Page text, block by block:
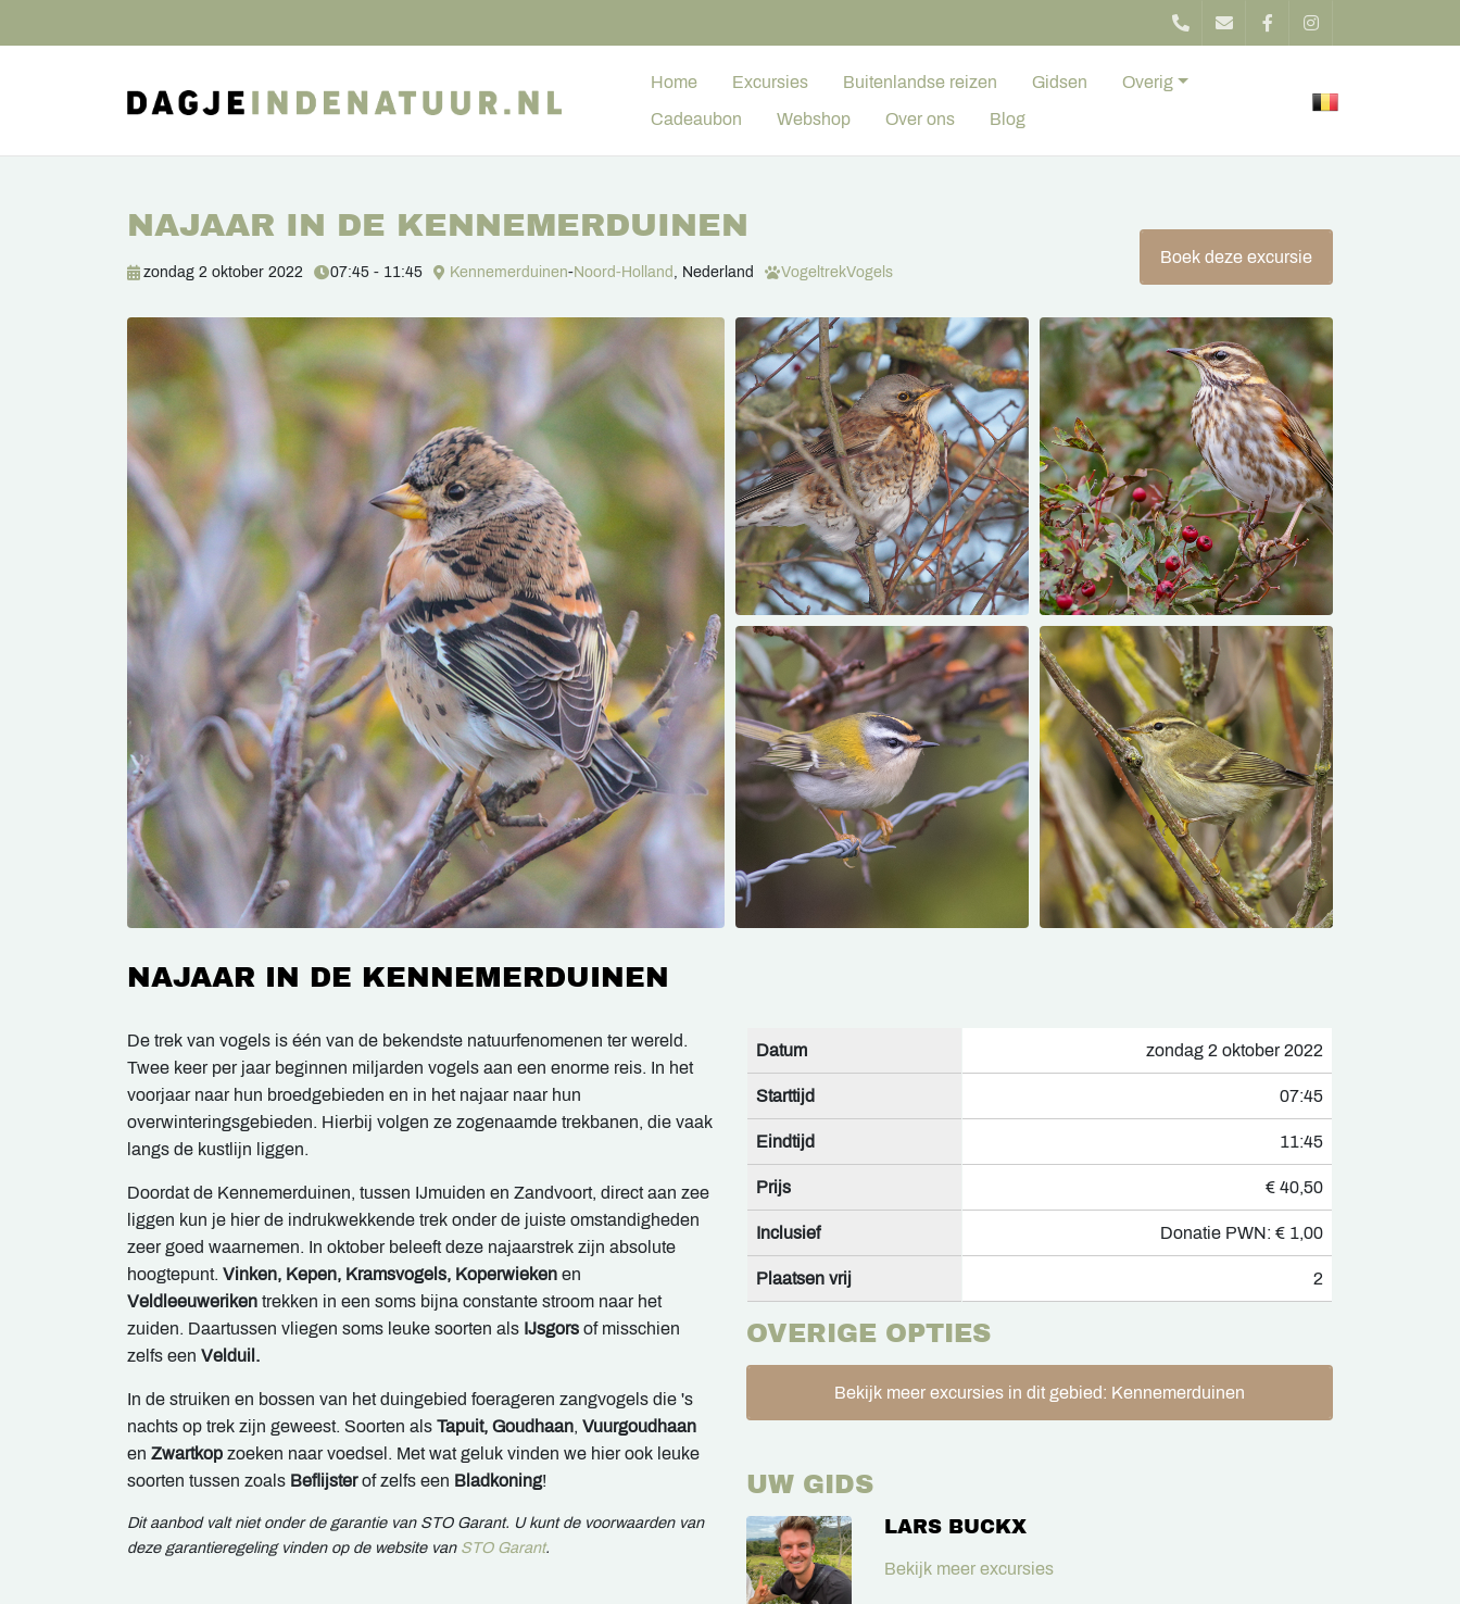
Home Excursies Buitenlandse reizen Gidsen Overig
Cadeaubon Webshop Over ons Blog
NAJAAR IN DE KENNEMERDUINEN
zondag 2 oktober 2022 07:45 - 11:45 Kennemerduinen-Noord-Holland , Nederland VogeltrekVogels
Boek deze excursie
NAJAAR IN DE KENNEMERDUINEN
De trek van vogels is één van de bekendste natuurfenomenen ter wereld.
Twee keer per jaar beginnen miljarden vogels aan een enorme reis. In het
voorjaar naar hun broedgebieden en in het najaar naar hun
overwinteringsgebieden. Hierbij volgen ze zogenaamde trekbanen, die vaak
langs de kustlijn liggen.
Doordat de Kennemerduinen, tussen IJmuiden en Zandvoort, direct aan zee
liggen kun je hier de indrukwekkende trek onder de juiste omstandigheden
zeer goed waarnemen. In oktober beleeft deze najaarstrek zijn absolute
hoogtepunt. Vinken, Kepen, Kramsvogels, Koperwieken en
Veldleeuweriken trekken in een soms bijna constante stroom naar het
zuiden. Daartussen vliegen soms leuke soorten als IJsgors of misschien
zelfs een Velduil.
In de struiken en bossen van het duingebied foerageren zangvogels die 's
nachts op trek zijn geweest. Soorten als Tapuit, Goudhaan, Vuurgoudhaan
en Zwartkop zoeken naar voedsel. Met wat geluk vinden we hier ook leuke
soorten tussen zoals Beflijsterof zelfs een Bladkoning!
Dit aanbod valt niet onder de garantie van STO Garant. U kunt de voorwaarden van
deze garantieregeling vinden op de website van STO Garant.
Datum zondag 2 oktober 2022
Starttijd 07:45
Eindtijd 11:45
Prijs € 40,50
Inclusief Donatie PWN: € 1,00
Plaatsen vrij 2
OVERIGE OPTIES
Bekijk meer excursies in dit gebied: Kennemerduinen
UW GIDS
LARS BUCKX
Bekijk meer excursies